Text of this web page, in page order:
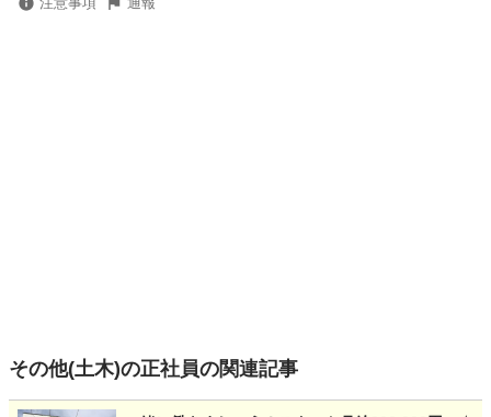
その他(土木)の正社員の関連記事